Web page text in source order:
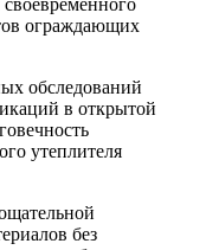
ограждающих
обследований
в открытой
утеплителя
без